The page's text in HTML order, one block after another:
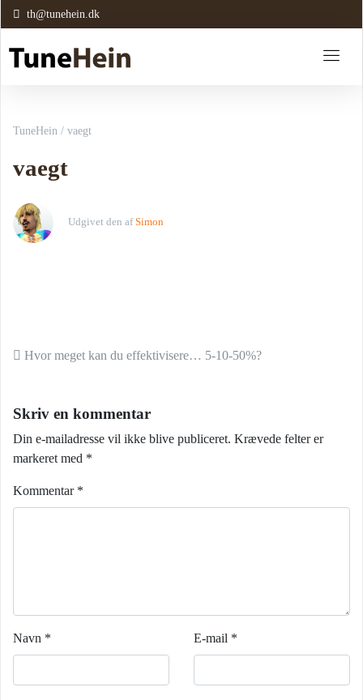
th@tunehein.dk
TuneHein / vaegt
vaegt
Udgivet den af Simon
Indlæg navigation
Hvor meget kan du effektivisere… 5-10-50%?
Skriv en kommentar
Din e-mailadresse vil ikke blive publiceret. Krævede felter er
markeret med *
Kommentar *
Navn * E-mail *